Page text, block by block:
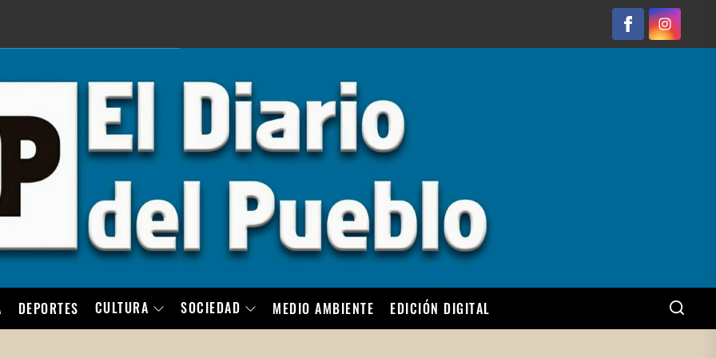
FacebookInstagram
DEPORTES CULTURA SOCIEDAD MEDIO AMBIENTE EDICIÓN DIGITAL